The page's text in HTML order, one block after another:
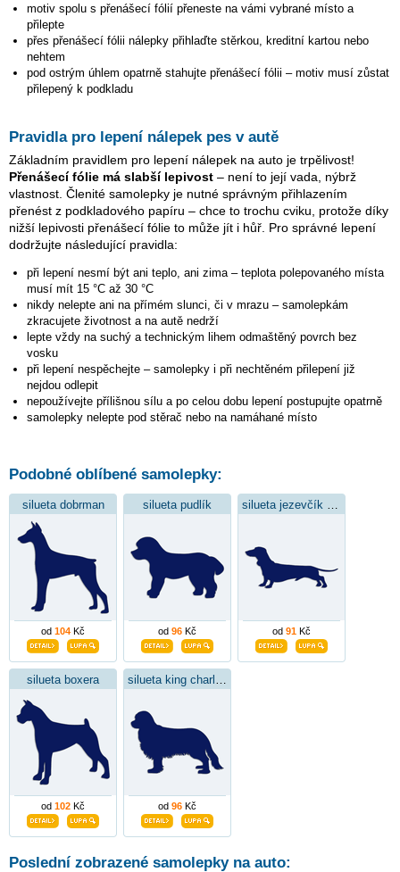
motiv spolu s přenášecí fólií přeneste na vámi vybrané místo a
přilepte
přes přenášecí fólii nálepky přihlaďte stěrkou, kreditní kartou nebo
nehtem
pod ostrým úhlem opatrně stahujte přenášecí fólii – motiv musí zůstat
přilepený k podkladu
Pravidla pro lepení nálepek pes v autě
Základním pravidlem pro lepení nálepek na auto je trpělivost!
Přenášecí fólie má slabší lepivost – není to její vada, nýbrž
vlastnost. Členité samolepky je nutné správným přihlazením
přenést z podkladového papíru – chce to trochu cviku, protože díky
nižší lepivosti přenášecí fólie to může jít i hůř. Pro správné lepení
dodržujte následující pravidla:
při lepení nesmí být ani teplo, ani zima – teplota polepovaného místa
musí mít 15 °C až 30 °C
nikdy nelepte ani na přímém slunci, či v mrazu – samolepkám
zkracujete životnost a na autě nedrží
lepte vždy na suchý a technickým lihem odmaštěný povrch bez
vosku
při lepení nespěchejte – samolepky i při nechtěném přilepení již
nejdou odlepit
nepoužívejte přílišnou sílu a po celou dobu lepení postupujte opatrně
samolepky nelepte pod stěrač nebo na namáhané místo
Podobné oblíbené samolepky:
silueta dobrman
od 104 Kč
silueta pudlík
od 96 Kč od 91 Kč
silueta boxera
od 102 Kč od 96 Kč
Poslední zobrazené samolepky na auto: